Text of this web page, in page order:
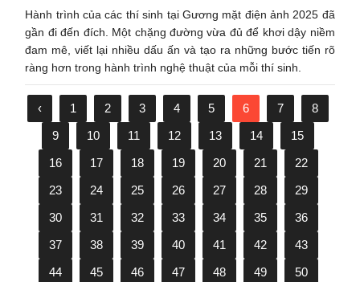
Hành trình của các thí sinh tại Gương mặt điện ảnh 2025 đã
gần đi đến đích. Một chặng đường vừa đủ để khơi dậy niềm
đam mê, viết lại nhiều dấu ấn và tạo ra những bước tiến rõ
ràng hơn trong hành trình nghệ thuật của mỗi thí sinh.
‹ 1 2 3 4 5 6 7
8
9
10 11 12 13 14
15
16
17 18 19 20 21
22
23
24 25 26 27 28
29
30
31 32 33 34 35
36
37
38 39 40 41 42
43
44
45 46 47 48 49
50